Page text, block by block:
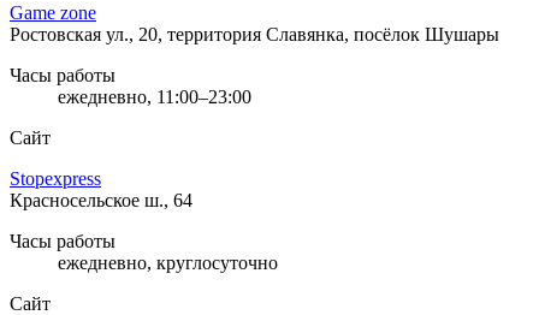
Game zone
Ростовская ул., 20, территория Славянка, посёлок Шушары
Часы работы
ежедневно, 11:00–23:00
Сайт
Stopexpress
Красносельское ш., 64
Часы работы
ежедневно, круглосуточно
Сайт